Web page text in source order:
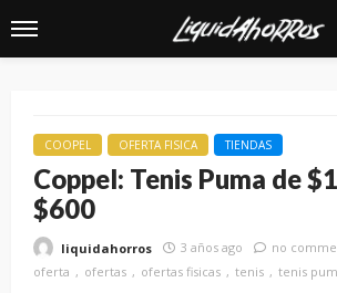
COOPEL OFERTA FISICA TIENDAS
Coppel: Tenis Puma de
$600
liquidahorros 3 años ago no
oferta
ofertas ofertas fisicas tenis tenis